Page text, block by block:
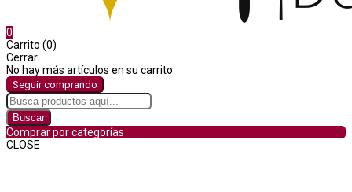
0
Carrito (0)
Cerrar
No hay más artículos en su carrito
Seguir comprando
Buscar
Comprar por categorías
CLOSE